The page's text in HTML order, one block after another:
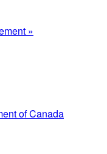
»
of Canada